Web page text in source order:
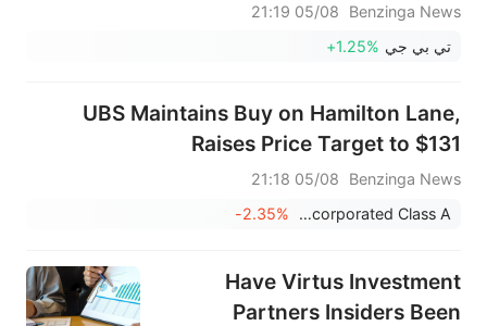
Benzinga News
05/08 21:19
تي بي جي +1.25%
UBS Maintains Buy on Hamilton Lane,
Raises Price Target to $131
Benzinga News
05/08 21:18
Hamilton Lane Incorporated Class A
-2.35%
Have Virtus Investment
Partners Insiders Been